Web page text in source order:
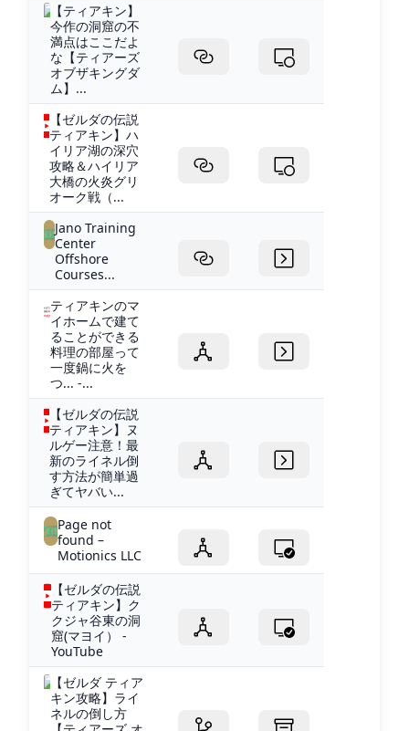
【ティアキン】
今作の洞窟の不
満点はここだよ
な【ティアーズ
オブザキングダ
ム】...
【ゼルダの伝説
ティアキン】ハ
イリア湖の深穴
攻略＆ハイリア
大橋の火炎グリ
オーク戦（...
Jano Training
Center
Offshore
Courses...
ティアキンのマ
イホームで建て
ることができる
料理の部屋って
一度鍋に火を
つ... -...
【ゼルダの伝説
ティアキン】ヌ
ルゲー注意！最
新のライネル倒
す方法が簡単過
ぎてヤバい...
Page not
found –
Motionics LLC
【ゼルダの伝説
ティアキン】ク
クジャ谷東の洞
窟(マヨイ） -
YouTube
【ゼルダ ティア
キン攻略】ライ
ネルの倒し方